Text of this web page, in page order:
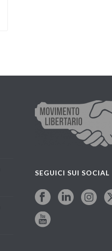
SEGUICI SUI SOCIAL